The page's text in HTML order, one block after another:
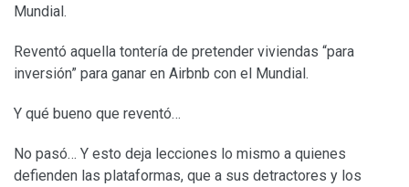
Mundial.
Reventó aquella tontería de pretender viviendas “para
inversión” para ganar en Airbnb con el Mundial.
Y qué bueno que reventó…
No pasó… Y esto deja lecciones lo mismo a quienes
defienden las plataformas, que a sus detractores y los